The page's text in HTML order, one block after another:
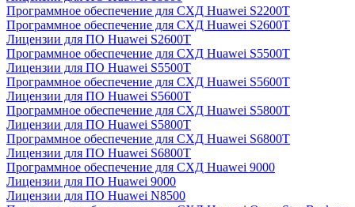
Программное обеспечение для СХД Huawei S2200T
Программное обеспечение для СХД Huawei S2600T
Лицензии для ПО Huawei S2600T
Программное обеспечение для СХД Huawei S5500T
Лицензии для ПО Huawei S5500T
Программное обеспечение для СХД Huawei S5600T
Лицензии для ПО Huawei S5600T
Программное обеспечение для СХД Huawei S5800T
Лицензии для ПО Huawei S5800T
Программное обеспечение для СХД Huawei S6800T
Лицензии для ПО Huawei S6800T
Программное обеспечение для СХД Huawei 9000
Лицензии для ПО Huawei 9000
Лицензии для ПО Huawei N8500